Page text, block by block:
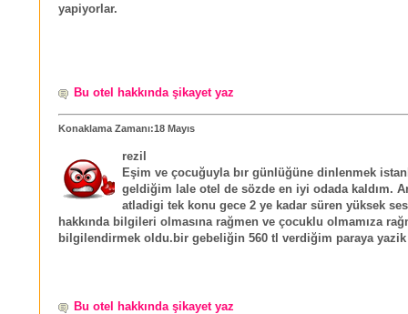
yapiyorlar.
Bu otel hakkında şikayet yaz
Konaklama Zamanı:18 Mayıs
rezil
Eşim ve çocuğuyla bır günlüğüne dinlenmek
geldiğim lale otel de sözde en iyi odada kaldım.
atladigi tek konu gece 2 ye kadar süren yüksek
hakkında bilgileri olmasına rağmen ve çocuklu olmamıza
bilgilendirmek oldu.bir gebeliğin 560 tl verdiğim paraya yazik
Bu otel hakkında şikayet yaz